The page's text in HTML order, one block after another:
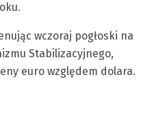
wczoraj pogłoski na
Stabilizacyjnego,
euro względem dolara.